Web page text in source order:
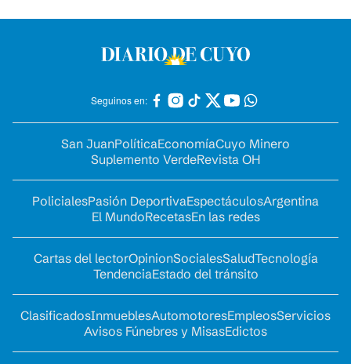
Seguinos en:
San JuanPolíticaEconomíaCuyo Minero
Suplemento VerdeRevista OH
PolicialesPasión DeportivaEspectáculosArgentina
El MundoRecetasEn las redes
Cartas del lectorOpinionSocialesSaludTecnología
TendenciaEstado del tránsito
ClasificadosInmueblesAutomotoresEmpleosServicios
Avisos Fúnebres y MisasEdictos